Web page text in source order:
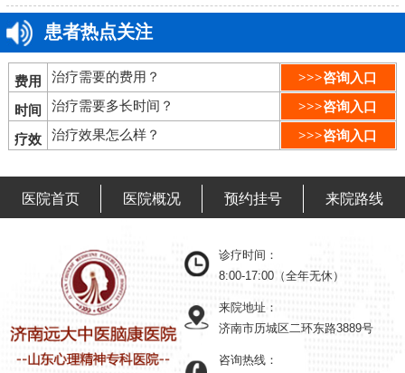
患者热点关注
费用 治疗需要的费用？ >>>咨询入口
时间 治疗需要多长时间？ >>>咨询入口
疗效 治疗效果怎么样？ >>>咨询入口
医院首页 医院概况 预约挂号 来院路线
诊疗时间：
8:00-17:00（全年无休）
来院地址：
济南市历城区二环东路3889号
咨询热线：